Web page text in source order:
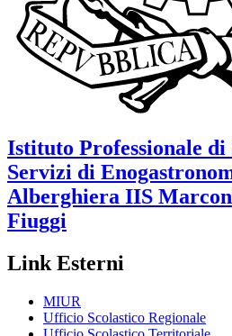
Istituto Professionale di
Servizi di
Alberghiera IIS
Fiuggi
Link Esterni
MIUR
Ufficio Scolastico Regionale